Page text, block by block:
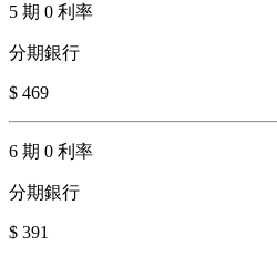
5 期 0 利率
分期銀行
$ 469
6 期 0 利率
分期銀行
$ 391